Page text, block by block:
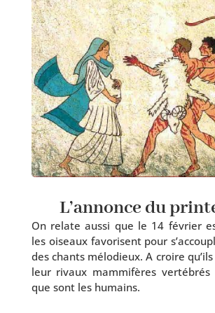
L’annonce du
On relate aus­si que le 14 février
les oiseaux favo­risent pour
des chants mélo­dieux. A croire qu’ils
leur rivaux mam­mi­fères ver­té­brés
que sont les humains.